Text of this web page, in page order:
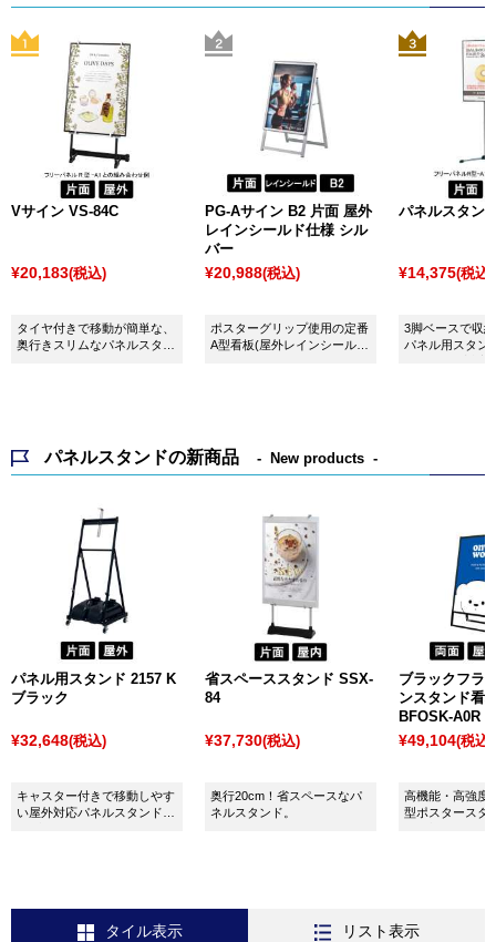
Vサイン VS-84C
¥20,183(税込)
タイヤ付きで移動が簡単な、
奥行きスリムなパネルスタン
PG-Aサイン B2 片面 屋外
レインシールド仕様 シル
バー
¥20,988(税込)
ポスターグリップ使用の定番
A型看板(屋外レインシールド
パネルスタン
¥14,375(税込)
3脚ベースで収
パネル用スタン
パネルスタンドの新商品 New products
パネル用スタンド 2157 K
ブラック
¥32,648(税込)
キャスター付きで移動しやす
い屋外対応パネルスタンド
省スペーススタンド SSX-
84
¥37,730(税込)
奥行20cm！省スペースなパ
ネルスタンド。
ブラックフラ
ンスタンド看
BFOSK-A0R
¥49,104(税込)
高機能・高強度
型ポスタースタ
タイル表示 リスト表示